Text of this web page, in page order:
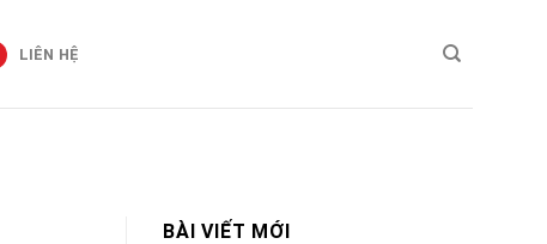
LIÊN HỆ
BÀI VIẾT MỚI